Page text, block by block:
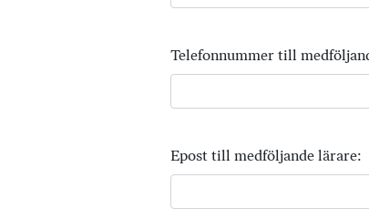
Telefonnummer till
Epost till medföljande lärare: